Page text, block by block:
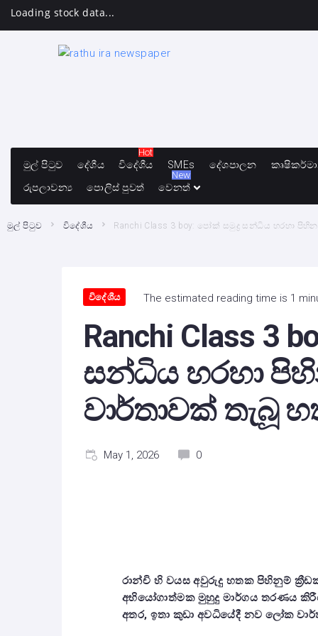
Loading stock data...
මුල් පිටුව දේශීය විදේශීය
Hot
SMEs
දේශපාලන
රුපලාවන්‍ය
පොලිස් පුවත් වෙනත්
New
මුල් පිටුව විදේශීය Ranchi Class 3 boy: පෝක් සමුද්‍ර සන්ධිය හරහා
විදේශීය The estimated reading time is 1
Ranchi Class 3
සන්ධිය හරහා
වාර්තාවක් තැබූ
May 1, 2026 0
රාන්චි හි වයස අවුරුදු හතක පිහිනුම් ක්‍රීඩක
අභියෝගාත්මක මුහුදු මාර්ගය තරණය
අතර, ඉතා කුඩා අවධියේදී නව ලෝක